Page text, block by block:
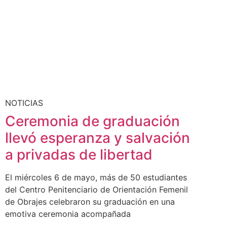
NOTICIAS
Ceremonia de graduación
llevó esperanza y salvación
a privadas de libertad
El miércoles 6 de mayo, más de 50 estudiantes
del Centro Penitenciario de Orientación Femenil
de Obrajes celebraron su graduación en una
emotiva ceremonia acompañada